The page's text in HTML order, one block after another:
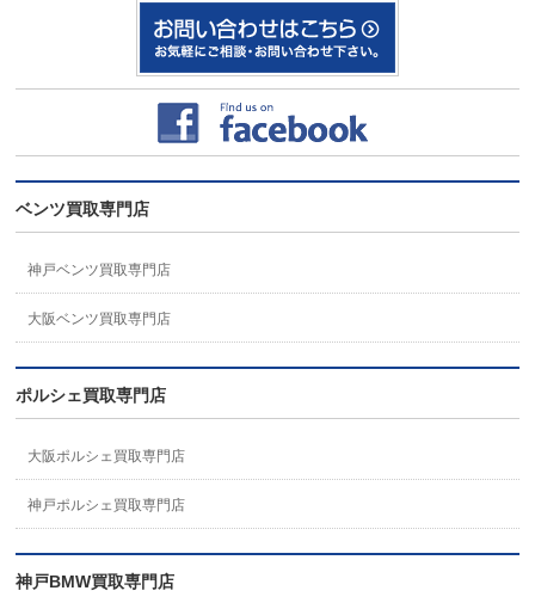
ベンツ買取専門店
神戸ベンツ買取専門店
大阪ベンツ買取専門店
ポルシェ買取専門店
大阪ポルシェ買取専門店
神戸ポルシェ買取専門店
神戸BMW買取専門店